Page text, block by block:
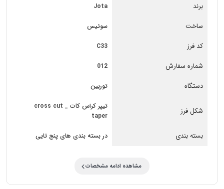
برند Jota
ساخت سوئیس
کد فرز C33
شماره سفارش 012
دستگاه توربین
شکل فرز
تیپر کراس کات _ cross cut
taper
بسته بندی در بسته بندی های پنج تایی
مشاهده ادامه مشخصات